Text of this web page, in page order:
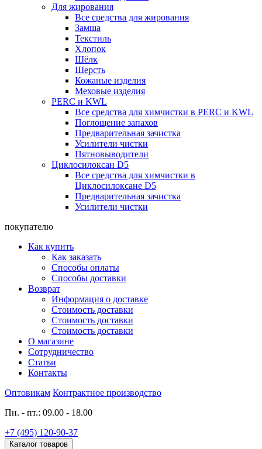
Для жирования
Все средства для жирования
Замша
Текстиль
Хлопок
Шёлк
Шерсть
Кожаные изделия
Меховые изделия
PERC и KWL
Все средства для химчистки в PERC и KWL
Поглощение запахов
Предварительная зачистка
Усилители чистки
Пятновыводители
Циклосилоксан D5
Все средства для химчистки в
Циклосилоксане D5
Предварительная зачистка
Усилители чистки
покупателю
Как купить
Как заказать
Способы оплаты
Способы доставки
Возврат
Информация о доставке
Стоимость доставки
Стоимость доставки
Стоимость доставки
О магазине
Сотрудничество
Статьи
Контакты
Оптовикам Контрактное производство
Пн. - пт.: 09.00 - 18.00
+7 (495) 120-90-37
Каталог товаров